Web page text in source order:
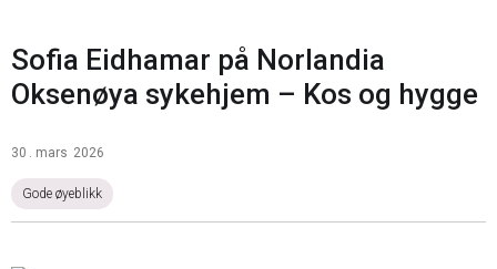
Sofia Eidhamar på Norlandia
Oksenøya sykehjem – Kos og hygge
30 . mars 2026
Gode øyeblikk